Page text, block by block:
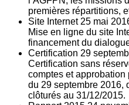
premières répartitions,
Site Internet 25 mai
Mise en ligne du site
financement du
Certification 29
Certification sans
comptes et approbation
du 29 septembre 2016,
clôturés au 31/12/2015.